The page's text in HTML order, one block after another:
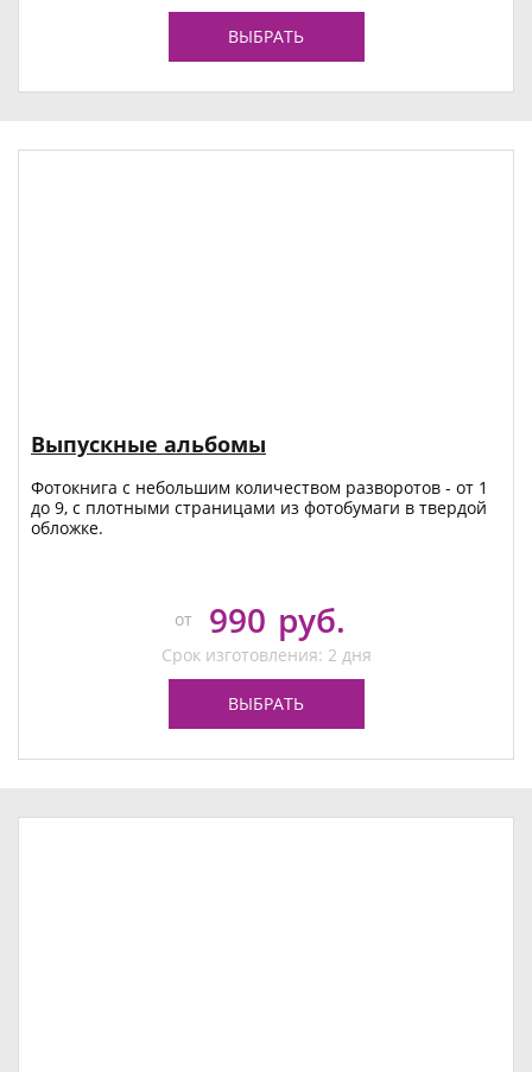
ВЫБРАТЬ
Выпускные альбомы
Фотокнига с небольшим количеством разворотов - от 1
до 9, с плотными страницами из фотобумаги в твердой
обложке.
от 990 руб.
Срок изготовления: 2 дня
ВЫБРАТЬ